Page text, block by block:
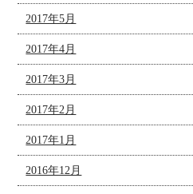
2017年5月
2017年4月
2017年3月
2017年2月
2017年1月
2016年12月